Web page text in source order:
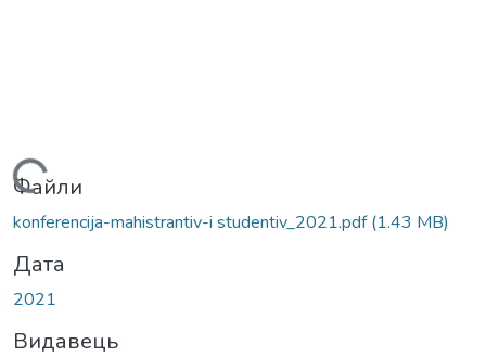
Вантажиться...
Файли
konferencija-mahistrantiv-i studentiv_2021.pdf(1.43 MB)
Дата
2021
Видавець